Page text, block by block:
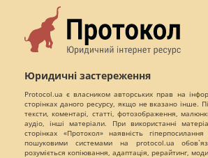
Юридичні застереження
Protocol.ua є власником авторських прав на
сторінках даного ресурсу, якщо не вказано інше.
тексти, коментарі, статті, фотозображення,
аудіо, інші матеріали. При використанні
сторінках «Протокол» наявність
пошуковими системами на protocol.ua
розуміється копіювання, адаптація, рерайтинг,